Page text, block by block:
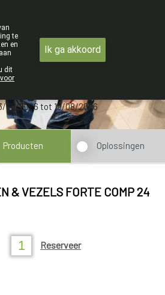
228 32 36
08/2026 tot 19/08/2026
Producten Oplossingen
& VEZELS FORTE COMP 24
Reserveer
te
en
dit
Ik ga akkoord